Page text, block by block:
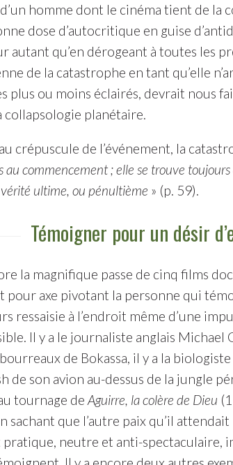
homme dont le cinéma tient de la
dose d’autocritique en guise
autant qu’en dérogeant à toutes les
de la catastrophe en tant qu’elle
plus ou moins éclairés, devrait nous
collapsologie planétaire.
au crépuscule de l’événement, la
au commencement ; elle se trouve
vérité ultime, ou pénultième » (p. 59).
Témoigner pour un désir
la magnifique passe de cinq films
pour axe pivotant la personne qui
ressaisie à l’endroit même d’une
Il y a le journaliste anglais Michael
de Bokassa, il y a la
de son avion au-dessus de la jungle
tournage de Aguirre, la colère de Dieu
sachant que l’autre paix qu’il
pratique, neutre et anti-spectaculaire,